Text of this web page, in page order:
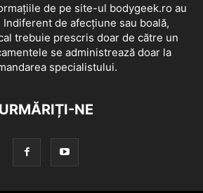
de pe site-ul bodygeek.ro au
de afecțiune sau boală,
trebuie prescris doar de către un
se administrează doar la
specialistului.
URMĂRIȚI-NE